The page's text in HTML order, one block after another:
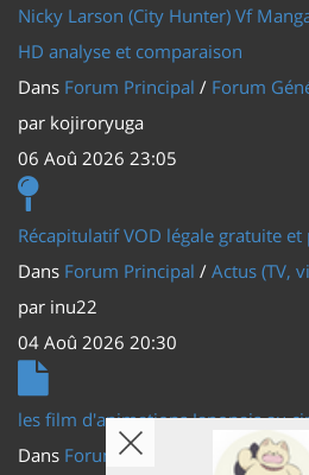
Nicky Larson (City Hunter) Vf
HD analyse et comparaison
Dans Forum Principal / Forum
par kojiroryuga
06 Aoû 2026 23:05
Récapitulatif VOD légale gratuite et
Dans Forum Principal / Actus (TV,
par inu22
04 Aoû 2026 20:30
les film d'animations Japonais au
Dans Forum Principal Actus (TV,